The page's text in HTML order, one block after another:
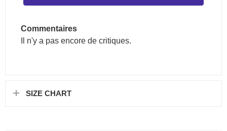
Commentaires
Il n'y a pas encore de critiques.
SIZE CHART